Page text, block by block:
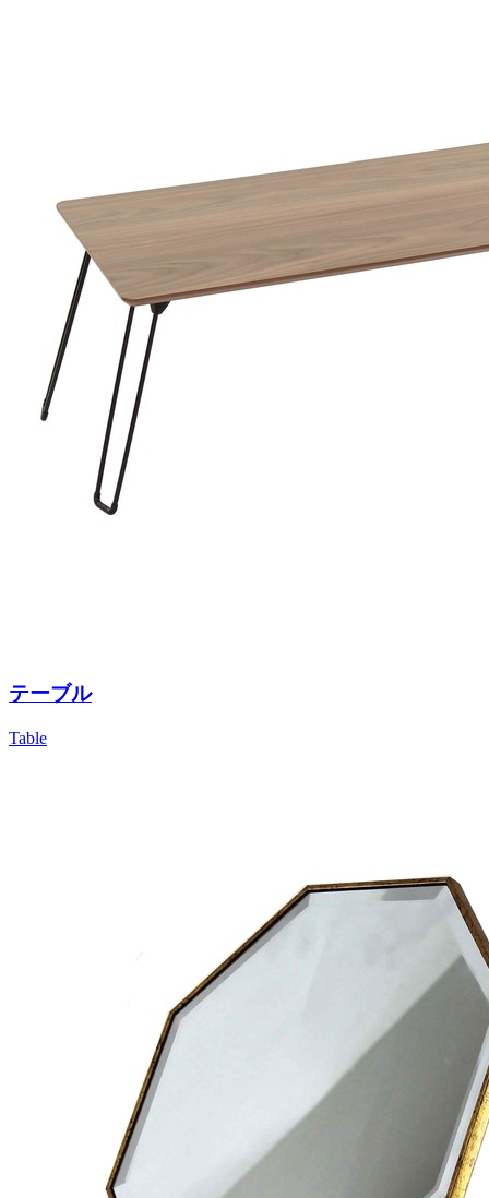
テーブル
Table